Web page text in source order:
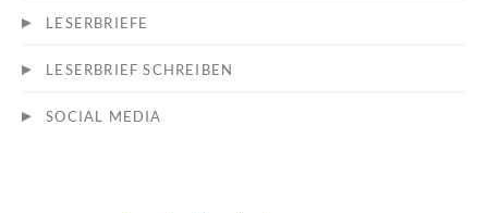
LESERBRIEFE
LESERBRIEF SCHREIBEN
SOCIAL MEDIA